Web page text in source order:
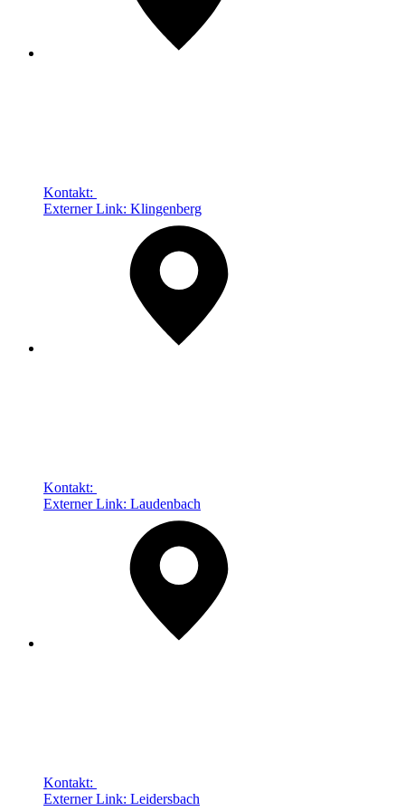
Kontakt:
Externer Link: Klingenberg
Kontakt:
Externer Link: Laudenbach
Kontakt:
Externer Link: Leidersbach